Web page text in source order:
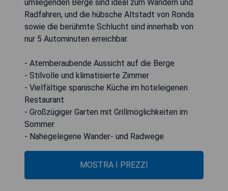
umliegenden Berge sind ideal zum Wandern und
Radfahren, und die hübsche Altstadt von Ronda
sowie die berühmte Schlucht sind innerhalb von
nur 5 Autominuten erreichbar.
- Atemberaubende Aussicht auf die Berge
- Stilvolle und klimatisierte Zimmer
- Vielfältige spanische Küche im hoteleigenen
Restaurant
- Großzügiger Garten mit Grillmöglichkeiten im
Sommer
- Nahegelegene Wander- und Radwege
MOSTRA I PREZZI